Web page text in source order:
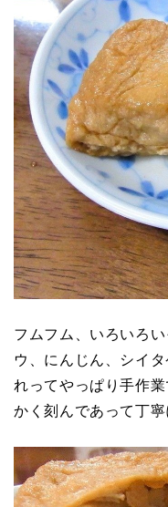
フムフム、いろいろ
ウ、にんじん、シイ
れってやっぱり手作
かく刻んであって丁寧